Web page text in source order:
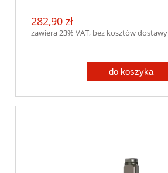
282,90 zł
zawiera 23% VAT, bez kosztów dostawy
do koszyka